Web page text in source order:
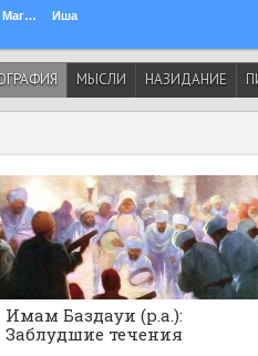
Магриб Иша
МЫСЛИ НАЗИДАНИЕ
Имам Баздауи (р.а.):
Заблудшие течения